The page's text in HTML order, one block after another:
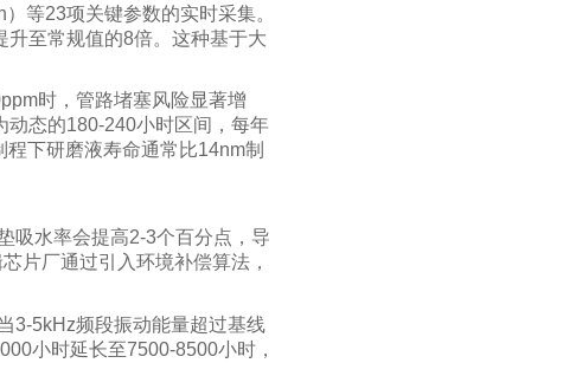
等23项关键参数的实时采集。
至常规值的8倍。这种基于大
时，管路堵塞风险显著增
动态的180-240小时区间，每年
下研磨液寿命通常比14nm制
吸水率会提高2-3个百分点，导
片厂通过引入环境补偿算法，
3-5kHz频段振动能量超过基线
小时延长至7500-8500小时，